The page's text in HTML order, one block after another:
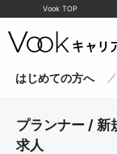
Vook TOP
はじめての方へ
プランナー / 新
求人